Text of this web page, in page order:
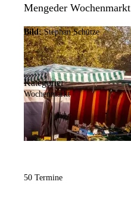
Mengeder Wochenmarkt
Bild: Stephan Schütze
Kategorie:
Wochenmarkt
50 Termine